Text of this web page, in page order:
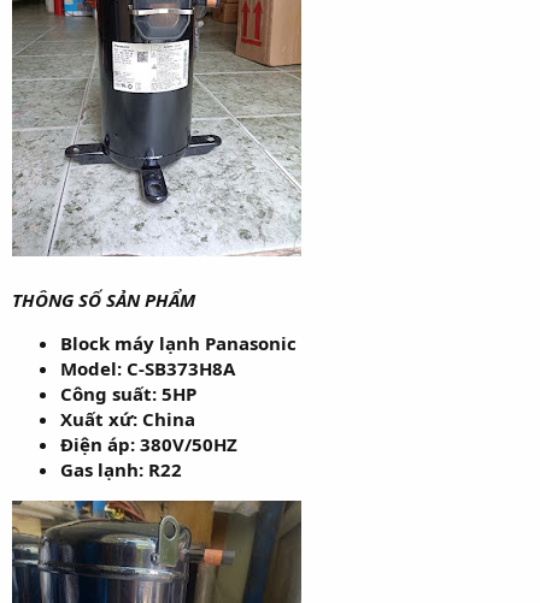
THÔNG SỐ SẢN PHẨM
Block máy lạnh Panasonic
Model: C-SB373H8A
Công suất: 5HP
Xuất xứ: China
Điện áp: 380V/50HZ
Gas lạnh: R22